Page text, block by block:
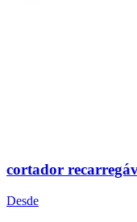
cortador
Desde